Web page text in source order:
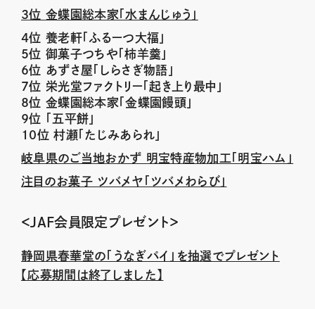
３位 金蝶園総本家「水まんじゅう」
４位 養老軒「ふるーつ大福」
５位 御菓子つちや「柿羊羹」
６位 あずさ屋「しらさぎ物語」
７位 栄光堂ファクトリー「起き上り最中」
８位 金蝶園総本家「金蝶園饅頭」
９位 「五平餅」
10位 村瀬「たじみあられ」
岐阜県のご当地おかず 明宝特産物加工「明宝ハム」
注目のお菓子 ツバメヤ「ツバメわらび」
＜JAF会員限定プレゼント＞
静岡県春華堂の「うなぎパイ」を抽選でプレゼント
【応募期間は終了しました】